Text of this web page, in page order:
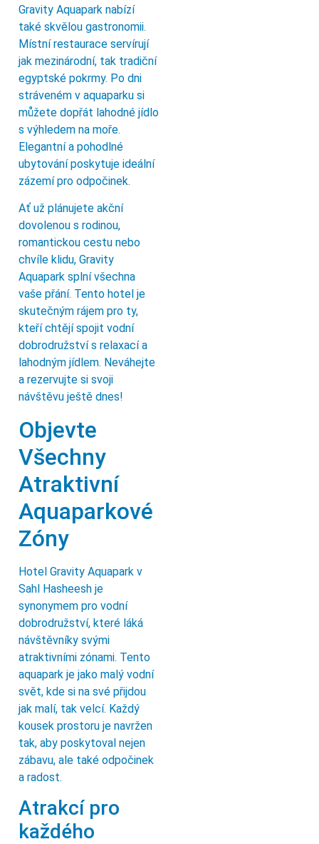
Gravity Aquapark nabízí
také skvělou gastronomii.
Místní restaurace servírují
jak mezinárodní, tak tradiční
egyptské pokrmy. Po dni
stráveném v aquaparku si
můžete dopřát lahodné jídlo
s výhledem na moře.
Elegantní a pohodlné
ubytování poskytuje ideální
zázemí pro odpočinek.
Ať už plánujete akční
dovolenou s rodinou,
romantickou cestu nebo
chvíle klidu, Gravity
Aquapark splní všechna
vaše přání. Tento hotel je
skutečným rájem pro ty,
kteří chtějí spojit vodní
dobrodružství s relaxací a
lahodným jídlem. Neváhejte
a rezervujte si svoji
návštěvu ještě dnes!
Objevte
Všechny
Atraktivní
Aquaparkové
Zóny
Hotel Gravity Aquapark v
Sahl Hasheesh je
synonymem pro vodní
dobrodružství, které láká
návštěvníky svými
atraktivními zónami. Tento
aquapark je jako malý vodní
svět, kde si na své přijdou
jak malí, tak velcí. Každý
kousek prostoru je navržen
tak, aby poskytoval nejen
zábavu, ale také odpočinek
a radost.
Atrakcí pro
každého